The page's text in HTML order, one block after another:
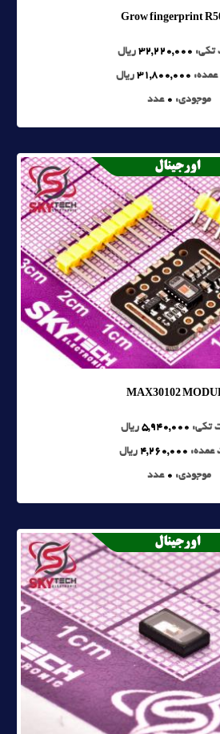
Grow fingerprint
تکی: 32,220,000 ریال
31,800,000 ریال
موجودی: 0 عدد
MAX30102
تکی: 5,940,000 ریال
عمده: 4,260,000 ریال
موجودی: 0 عدد